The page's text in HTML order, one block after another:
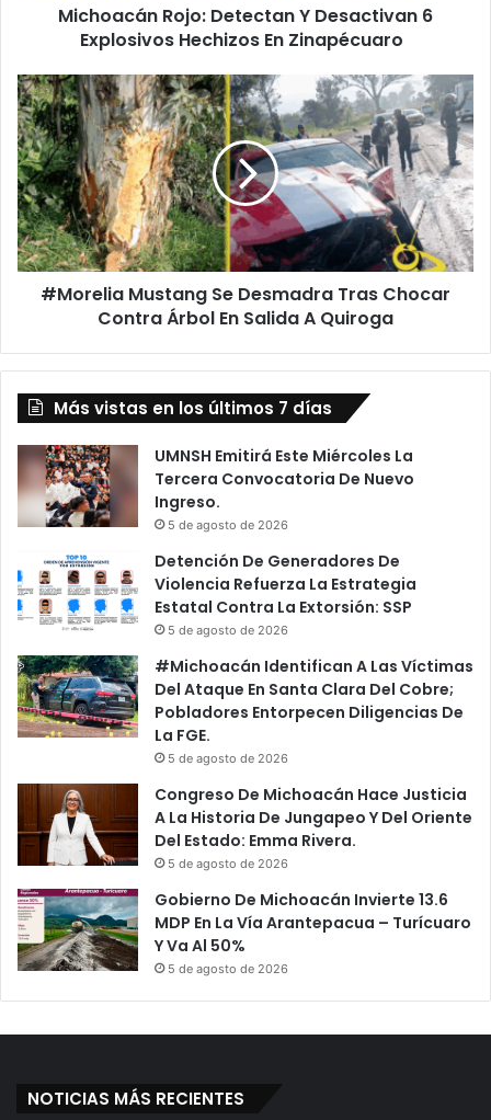
Zinapécuaro
Michoacán Rojo: Detectan Y Desactivan 6
Explosivos Hechizos En Zinapécuaro
#Morelia
Mustang
Se
Desmadra
Tras
Chocar
Contra
Árbol
En
Salida#Morelia Mustang Se Desmadra Tras Chocar
Contra Árbol En Salida A Quiroga
Más vistas en los últimos 7 días
UMNSH Emitirá Este Miércoles La
Tercera Convocatoria De Nuevo
Ingreso.
5 de agosto de 2026
Detención De Generadores De
Violencia Refuerza La Estrategia
Estatal Contra La Extorsión: SSP
5 de agosto de 2026
#Michoacán Identifican A Las Víctimas
Del Ataque En Santa Clara Del Cobre;
Pobladores Entorpecen Diligencias De
La FGE.
5 de agosto de 2026
Congreso De Michoacán Hace Justicia
A La Historia De Jungapeo Y Del Oriente
Del Estado: Emma Rivera.
5 de agosto de 2026
Gobierno De Michoacán Invierte 13.6
MDP En La Vía Arantepacua – Turícuaro
Y Va Al 50%
5 de agosto de 2026
NOTICIAS MÁS RECIENTES